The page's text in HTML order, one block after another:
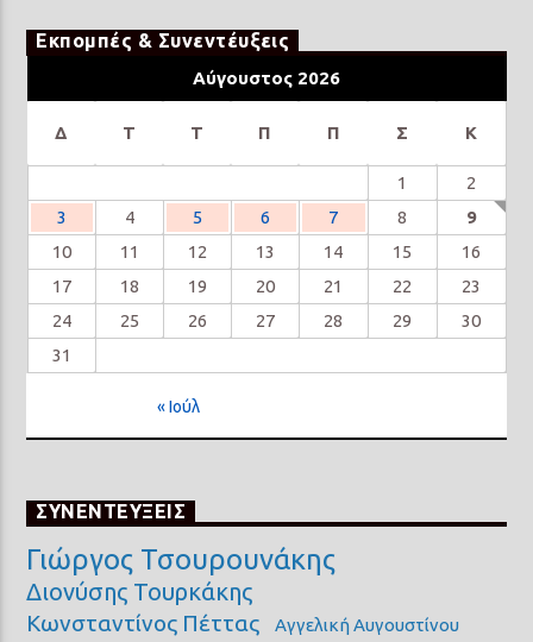
Εκπομπές & Συνεντέυξεις
Αύγουστος 2026
Δ Τ Τ Π Π Σ Κ
1
2
3
4 5 6 7 8
9
10
11 12 13 14 15
16
17
18 19 20 21 22
23
24
25 26 27 28 29
30
31
« Ιούλ
ΣΥΝΕΝΤΕΥΞΕΙΣ
Γιώργος Τσουρουνάκης
Διονύσης Τουρκάκης
Κωνσταντίνος Πέττας
Αγγελική Αυγουστίνου